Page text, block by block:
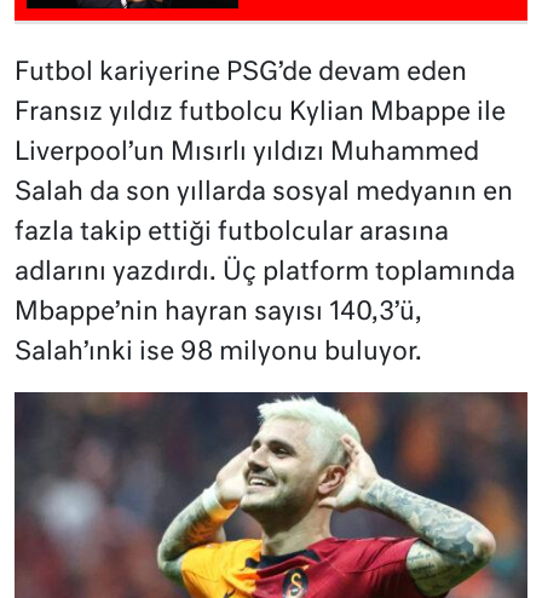
Futbol kariyerine PSG’de devam eden
Fransız yıldız futbolcu Kylian Mbappe ile
Liverpool’un Mısırlı yıldızı Muhammed
Salah da son yıllarda sosyal medyanın en
fazla takip ettiği futbolcular arasına
adlarını yazdırdı. Üç platform toplamında
Mbappe’nin hayran sayısı 140,3’ü,
Salah’ınki ise 98 milyonu buluyor.